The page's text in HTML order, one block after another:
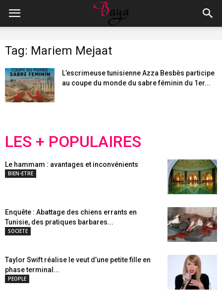
Tag: Mariem Mejaat
L’escrimeuse tunisienne Azza Besbès participe
au coupe du monde du sabre féminin du 1er...
LES + POPULAIRES
Le hammam : avantages et inconvénients
BIEN-ETRE
Enquête : Abattage des chiens errants en
Tunisie, des pratiques barbares...
SOCIETE
Taylor Swift réalise le veut d’une petite fille en
phase terminal...
PEOPLE